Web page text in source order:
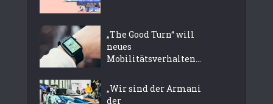
„The Good Turn“ will
neues
Mobilitätsverhalten...
„Wir sind der Armani
der